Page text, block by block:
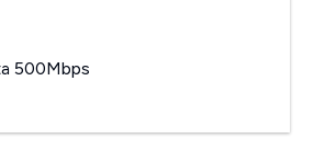
500Mbps